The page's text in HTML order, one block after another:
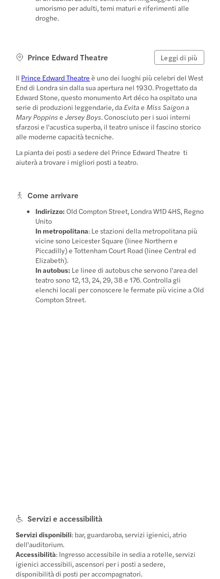
umorismo per adulti, temi maturi e riferimenti alle
droghe.
Prince Edward Theatre Leggi di più
Il Prince Edward Theatre è uno dei luoghi più celebri del West
End di Londra sin dalla sua apertura nel 1930. Progettato da
Edward Stone, questo monumento Art déco ha ospitato una
serie di produzioni leggendarie, da Evita e Miss Saigona
Mary PoppinseJersey Boys. Conosciuto per i suoi interni
sfarzosi e l'acustica superba, il teatro unisce il fascino storico
alle moderne capacità tecniche.
La pianta dei posti a sedere del Prince Edward Theatre ti
aiuterà a trovare i migliori posti a teatro.
Come arrivare
Indirizzo: Old Compton Street, Londra W1D 4HS, Regno
Unito
In metropolitana: Le stazioni della metropolitana più
vicine sono Leicester Square (linee Northern e
Piccadilly) e Tottenham Court Road (linee Central ed
Elizabeth).
In autobus: Le linee di autobus che servono l'area del
teatro sono 12, 13, 24, 29, 38 e 176. Controlla gli
elenchi locali per conoscere le fermate più vicine a Old
Compton Street.
Servizi e accessibilità
Servizi disponibili: bar, guardaroba, servizi igienici, atrio
dell'auditorium.
Accessibilità: Ingresso accessibile in sedia a rotelle, servizi
igienici accessibili, ascensori per i posti a sedere,
disponibilità di posti per accompagnatori.